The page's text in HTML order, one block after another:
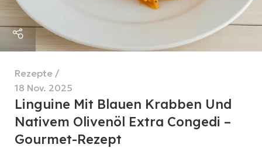
Rezepte
18 Nov. 2025
Linguine Mit Blauen Krabben Und
Nativem Olivenöl Extra Congedi –
Gourmet-Rezept